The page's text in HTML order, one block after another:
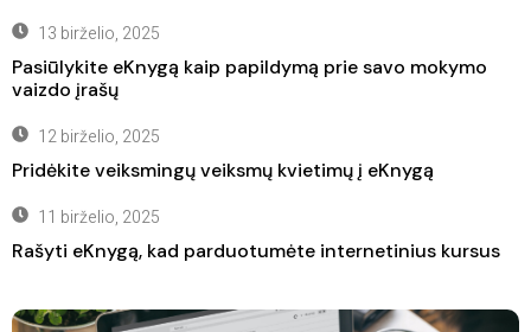
13 birželio, 2025
Pasiūlykite eKnygą kaip papildymą prie savo mokymo
vaizdo įrašų
12 birželio, 2025
Pridėkite veiksmingų veiksmų kvietimų į eKnygą
11 birželio, 2025
Rašyti eKnygą, kad parduotumėte internetinius kursus